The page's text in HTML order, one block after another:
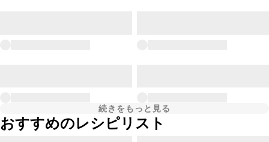
続きをもっと見る
おすすめのレシピリスト